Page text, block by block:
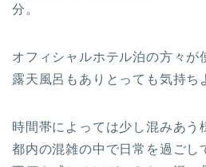
分。
オフィシャルホテル泊の方々が
露天風呂もありとっても気持ち
時間帯によっては少し混みあう
都内の混雑の中で日常を過ごし